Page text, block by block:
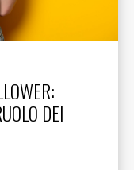
DEI